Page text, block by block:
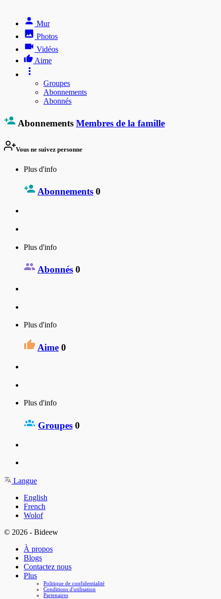
Mur
Photos
Vidéos
Aime
Groupes
Abonnements
Abonnés
Abonnements Membres de la famille
Vous ne suivez personne
Plus d'info
Abonnements 0
Plus d'info
Abonnés 0
Plus d'info
Aime 0
Plus d'info
Groupes 0
Langue
English
French
Wolof
© 2026 - Bideew
À propos
Blogs
Contactez nous
Plus
Politique de confidentialité
Conditions d'utilisation
Partenaires